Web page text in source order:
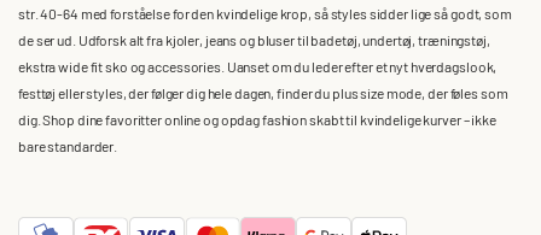
str. 40-64 med forståelse for den kvindelige krop, så styles sidder lige så godt, som
de ser ud. Udforsk alt fra kjoler, jeans og bluser til badetøj, undertøj, træningstøj,
ekstra wide fit sko og accessories. Uanset om du leder efter et nyt hverdagslook,
festtøj eller styles, der følger dig hele dagen, finder du plus size mode, der føles som
dig. Shop dine favoritter online og opdag fashion skabt til kvindelige kurver – ikke
bare standarder.